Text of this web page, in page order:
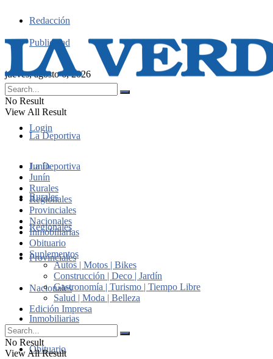
Redacción
Publicidad
jueves, agosto 6, 2026
Login
No Result
View All Result
La Deportiva
Junín
Rurales
Regionales
Provinciales
Nacionales
Inmobiliarias
Obituario
La Deportiva
Junín
Rurales
Regionales
Provinciales
Nacionales
Inmobiliarias
Obituario
Suplementos
Autos | Motos | Bikes
Construcción | Deco | Jardín
Gastronomía | Turismo | Tiempo Libre
Salud | Moda | Belleza
Edición Impresa
No Result
View All Result